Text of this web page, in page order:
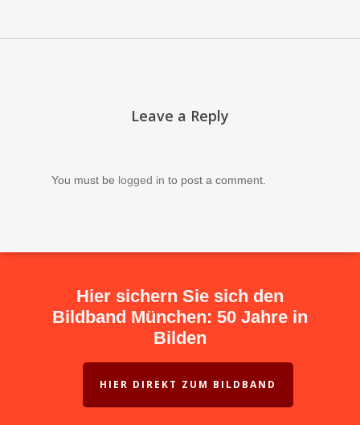
Leave a Reply
You must be logged in to post a comment.
Hier sichern Sie sich den
Bildband München: 50 Jahre in
Bilden
HIER DIREKT ZUM BILDBAND